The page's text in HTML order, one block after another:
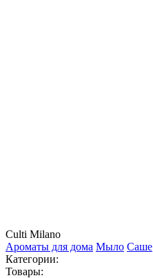
Culti Milano
Ароматы для дома Мыло Саше
Категории:
Товары: